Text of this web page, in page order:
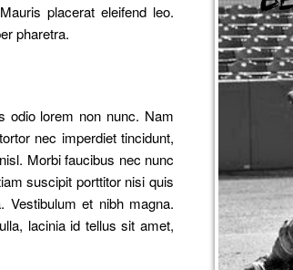
placerat eleifend leo.
pharetra.
odio lorem non nunc. Nam
nec imperdiet tincidunt,
Morbi faucibus nec nunc
suscipit porttitor nisi quis
Vestibulum et nibh magna.
lacinia id tellus sit amet,